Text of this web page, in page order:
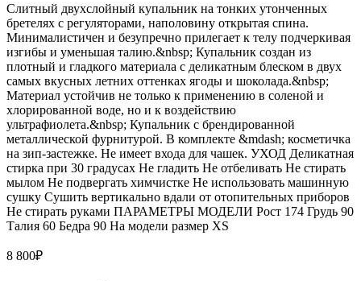
Слитный двухслойный купальник на тонких утонченных
бретелях с регуляторами, наполовину открытая спина.
Минималистичен и безупречно прилегает к телу подчеркивая
изгибы и уменьшая талию.&nbsp; Купальник создан из
плотный и гладкого материала с деликатным блеском в двух
самых вкусных летних оттенках ягоды и шоколада.&nbsp;
Материал устойчив не только к применению в соленой и
хлорированной воде, но и к воздействию
ультрафиолета.&nbsp; Купальник с брендированной
металлической фурнитурой. В комплекте &mdash; косметичка
на зип-застежке. Не имеет входа для чашек. УХОД Деликатная
стирка при 30 градусах Не гладить Не отбеливать Не стирать
мылом Не подвергать химчистке Не использовать машинную
сушку Сушить вертикально вдали от отопительных приборов
Не стирать руками ПАРАМЕТРЫ МОДЕЛИ Рост 174 Грудь 90
Талия 60 Бедра 90 На модели размер XS
8 800₽